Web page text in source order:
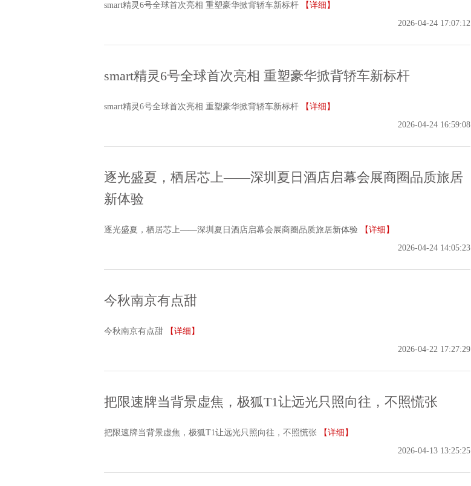
smart精灵6号全球首次亮相 重塑豪华掀背轿车新标杆
【详细】
2026-04-24 17:07:12
smart精灵6号全球首次亮相 重塑豪华掀背轿车新标杆
smart精灵6号全球首次亮相 重塑豪华掀背轿车新标杆
【详细】
2026-04-24 16:59:08
逐光盛夏，栖居芯上——深圳夏日酒店启幕会展商圈品质旅居
新体验
逐光盛夏，栖居芯上——深圳夏日酒店启幕会展商圈品质旅居新体验
【详细】
2026-04-24 14:05:23
今秋南京有点甜
今秋南京有点甜
【详细】
2026-04-22 17:27:29
把限速牌当背景虚焦，极狐T1让远光只照向往，不照慌张
把限速牌当背景虚焦，极狐T1让远光只照向往，不照慌张
【详细】
2026-04-13 13:25:25